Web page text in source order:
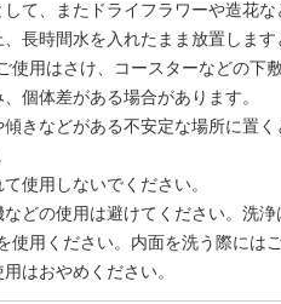
て、またドライフラワーや造花な
長時間水を入れたまま放置しま
使用はさけ、コースターなどの下
個体差がある場合があります。
きなどがある不安定な場所に置
使用しないでください。
どの使用は避けてください。洗
使用ください。内面を洗う際には
はおやめください。